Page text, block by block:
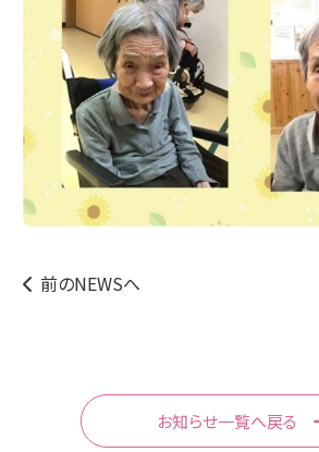
前のNEWSへ
お知らせ一覧へ戻る